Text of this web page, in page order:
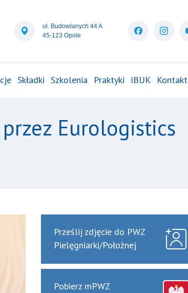
ul. Budowlanych 44 A
45-123 Opole
Składki Szkolenia Praktyki IBUK Kontakt
Eurologistics
Prześlij zdjęcie do PWZ
Pielęgniarki/Położnej
Pobierz mPWZ